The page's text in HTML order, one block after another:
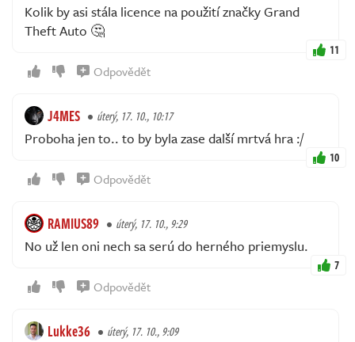
Kolik by asi stála licence na použití značky Grand
Theft Auto 🤔
11
Odpovědět
J4MES úterý, 17. 10., 10:17
Proboha jen to.. to by byla zase další mrtvá hra :/
10
Odpovědět
RAMIUS89 úterý, 17. 10., 9:29
No už len oni nech sa serú do herného priemyslu.
7
Odpovědět
Lukke36 úterý, 17. 10., 9:09